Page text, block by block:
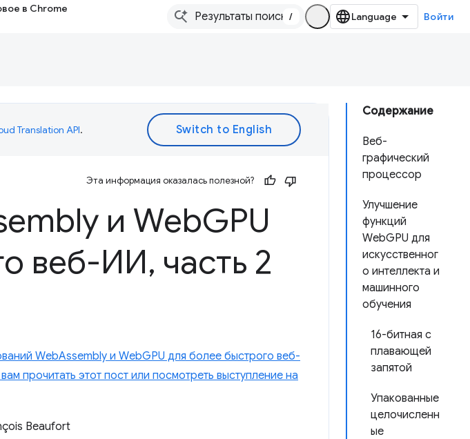
в Chrome
/ Войти
Содержание
Веб-
графический
процессор
Улучшение
функций
WebGPU для
искусственног
о интеллекта и
машинного
обучения
16-битная с
плавающей
запятой
Упакованные
целочисленн
ые
Translation API.
Эта информация оказалась полезной?
и WebGPU
веб-ИИ, часть 2
WebAssembly и WebGPU для более быстрого веб-
прочитать этот пост или посмотреть выступление на
Beaufort